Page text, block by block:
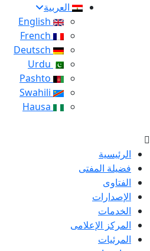
العربية
الرئيسية
فضيلة المفتى
الفتاوى
الإصدارات
الخدمات
المركز الإعلامى
المرئيات